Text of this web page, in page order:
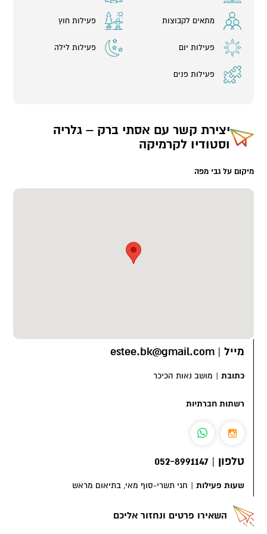
מתאים לקבוצות פעילות חוץ
פעילות יום פעילות לילה
פעילות פנים
יצירת קשר עם אסתי ברק – גלריה
וסטודיו לקרמיקה
מיקום על גבי מפה
מייל |
estee.bk@gmail.com
כתובת | מושב נאות הכיכר
רשתות חברתיות
טלפון |
052-8991147
שעות פעילות | חגי תשרי-סוף מאי, בתיאום מראש
השאירו פרטים ונחזור אליכם